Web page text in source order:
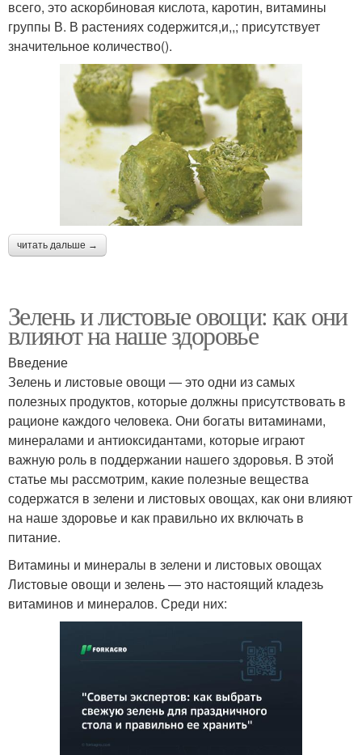
всего, это аскорбиновая кислота, каротин, витамины
группы В. В растениях содержится,и,,; присутствует
значительное количество().
читать дальше →
Зелень и листовые овощи: как они
влияют на наше здоровье
Введение
Зелень и листовые овощи — это одни из самых
полезных продуктов, которые должны присутствовать в
рационе каждого человека. Они богаты витаминами,
минералами и антиоксидантами, которые играют
важную роль в поддержании нашего здоровья. В этой
статье мы рассмотрим, какие полезные вещества
содержатся в зелени и листовых овощах, как они влияют
на наше здоровье и как правильно их включать в
питание.
Витамины и минералы в зелени и листовых овощах
Листовые овощи и зелень — это настоящий кладезь
витаминов и минералов. Среди них: